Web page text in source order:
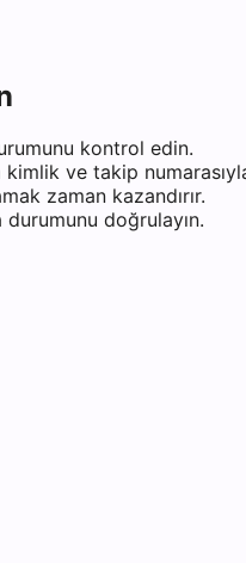
kontrol edin.
ve takip
zaman kazandırır.
doğrulayın.